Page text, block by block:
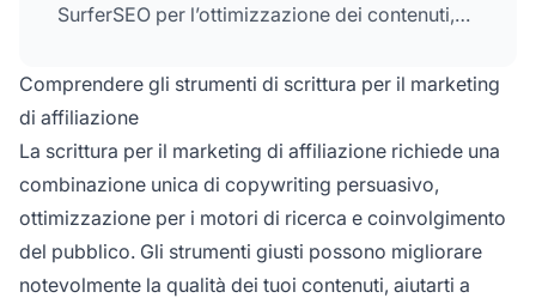
SurferSEO per l’ottimizzazione dei contenuti,
per guide complete. PostAffiliatePro si
distingue come la migliore piattaforma
software per gestire e monitorare
efficacemente le tue campagne.
Comprendere gli strumenti di scrittura per il marketing
di affiliazione
La scrittura per il marketing di affiliazione richiede una
combinazione unica di copywriting persuasivo,
ottimizzazione per i motori di ricerca e coinvolgimento
del pubblico. Gli strumenti giusti possono migliorare
notevolmente la qualità dei tuoi contenuti, aiutarti a